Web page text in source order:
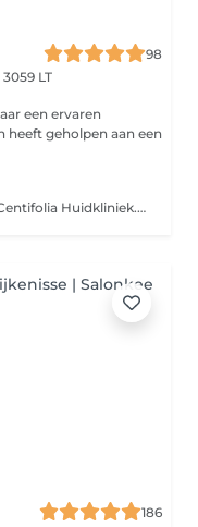
98
LT
heeft geholpen aan een
Verjong je huid met microneedling bij Centifolia Huidkliniek. Verminder rimpels, littekens en poriën en ervaar een egalere huid, met een minimale hersteltijd. Heb jij last van een doffe teint, fijne lijntjes, littekens of een onregelmatige huidstructuur? Dan kan microneedling een oplossing zijn. Microneedling is een effectieve huidverbeterende behandeling waarbij met een gecontroleerd apparaat op hoge snelheid met minuscule naaldjes kleine kanaaltjes in de huid worden gemaakt. Hierdoor treedt celvernieuwing op en wordt de huid gestimuleerd om collageen en elastine aan te maken. Het resultaat: een stevigere, gladdere en egalere huid. Onze microneedling behandeling begint altijd met een grondige huidanalyse door onze ervaren specialist. Zo bepalen we precies wat jouw huid nodig heeft. Tijdens de behandeling wordt de huid eerst gereinigd, oneffenheden worden verwijderd, de huid wordt gedesinfecteerd. Daarna maken we gecontroleerde microperforaties in de huid. We verdelen de huid in zones en passen de naalddiepte per gebied aan. Dit gebeurt met horizontale, verticale en diagonale bewegingen, waardoor de huid overal gelijkmatig behandeld wordt. Vaak voelt dit als een licht prikkelend of schurend gevoel, maar verdoving is meestal niet nodig. Het serum en de tussenstof wordt na het microneedling ingemasseerd om de doorbloeding nog beter te stimuleren. Als laatste ga je onder ledlamp.
186